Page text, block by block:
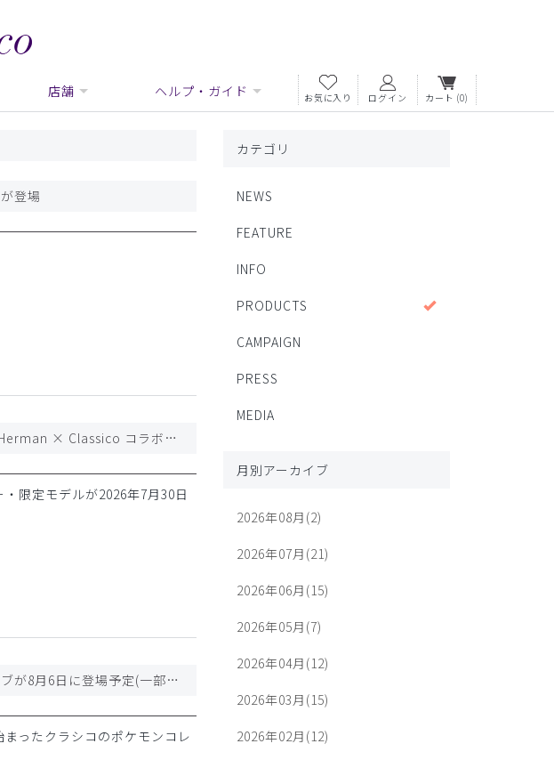
店舗 ヘルプ・ガイド お気に入り ログイン カート (0)
登場
【新発売】10度目を記念した特別カラー・モデル Ron Herman × Classico コラボレーションシリーズ
限定モデルが2026年7月30日
【発売予告】ポケモンコレクション 第5弾 / 新作スクラブが8月6日に登場予定(一部店舗にて8月1日より先行販売予定)
ったクラシコのポケモンコレ
カテゴリ
NEWS
FEATURE
INFO
PRODUCTS
CAMPAIGN
PRESS
MEDIA
月別アーカイブ
2026年08月(2)
2026年07月(21)
2026年06月(15)
2026年05月(7)
2026年04月(12)
2026年03月(15)
2026年02月(12)